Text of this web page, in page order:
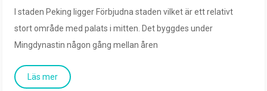
I staden Peking ligger Förbjudna staden vilket är ett relativt
stort område med palats i mitten. Det byggdes under
Mingdynastin någon gång mellan åren